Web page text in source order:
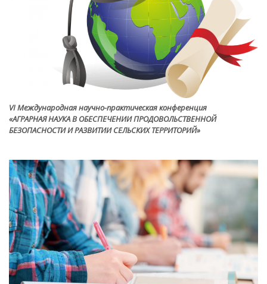
VI Международная научно-практическая конференция
«АГРАРНАЯ НАУКА В ОБЕСПЕЧЕНИИ ПРОДОВОЛЬСТВЕННОЙ
БЕЗОПАСНОСТИ И РАЗВИТИИ СЕЛЬСКИХ ТЕРРИТОРИЙ»